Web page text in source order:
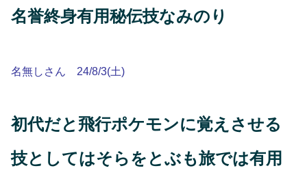
名誉終身有用秘伝技なみのり
名無しさん 24/8/3(土)
初代だと飛行ポケモンに覚えさせる
技としてはそらをとぶも旅では有用